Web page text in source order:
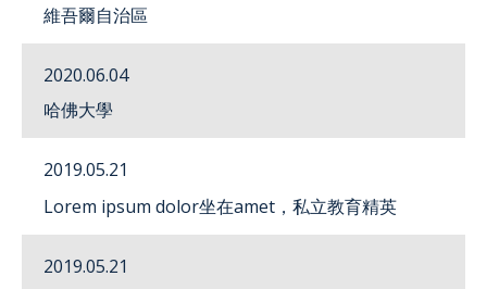
維吾爾自治區
2020.06.04
哈佛大學
2019.05.21
Lorem ipsum dolor坐在amet，私立教育精英
2019.05.21